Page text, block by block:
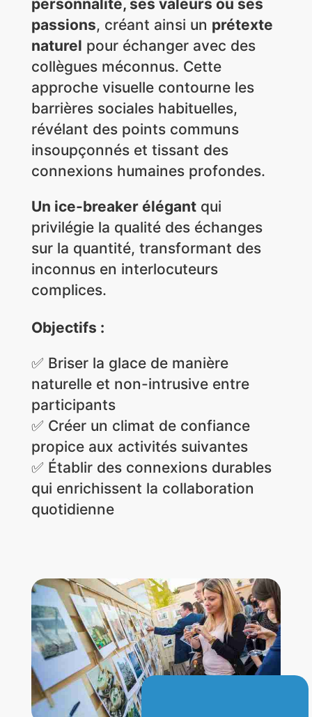
personnalité, ses valeurs ou ses
passions, créant ainsi un prétexte
naturel pour échanger avec des
collègues méconnus. Cette
approche visuelle contourne les
barrières sociales habituelles,
révélant des points communs
insoupçonnés et tissant des
connexions humaines profondes.
Un ice-breaker élégantqui
privilégie la qualité des échanges
sur la quantité, transformant des
inconnus en interlocuteurs
complices.
Objectifs :
✅ Briser la glace de manière
naturelle et non-intrusive entre
participants
✅ Créer un climat de confiance
propice aux activités suivantes
✅ Établir des connexions durables
qui enrichissent la collaboration
quotidienne